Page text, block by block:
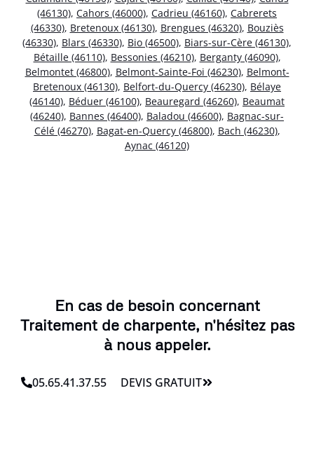
(46130), Cahors (46000), Cadrieu (46160), Cabrerets
(46330), Bretenoux (46130), Brengues (46320), Bouziès
(46330), Blars (46330), Bio (46500), Biars-sur-Cère (46130),
Bétaille (46110), Bessonies (46210), Berganty (46090),
Belmontet (46800), Belmont-Sainte-Foi (46230), Belmont-
Bretenoux (46130), Belfort-du-Quercy (46230), Bélaye
(46140), Béduer (46100), Beauregard (46260), Beaumat
(46240), Bannes (46400), Baladou (46600), Bagnac-sur-
Célé (46270), Bagat-en-Quercy (46800), Bach (46230),
Aynac (46120)
En cas de besoin concernant
Traitement de charpente, n'hésitez pas
à nous appeler.
05.65.41.37.55 DEVIS GRATUIT